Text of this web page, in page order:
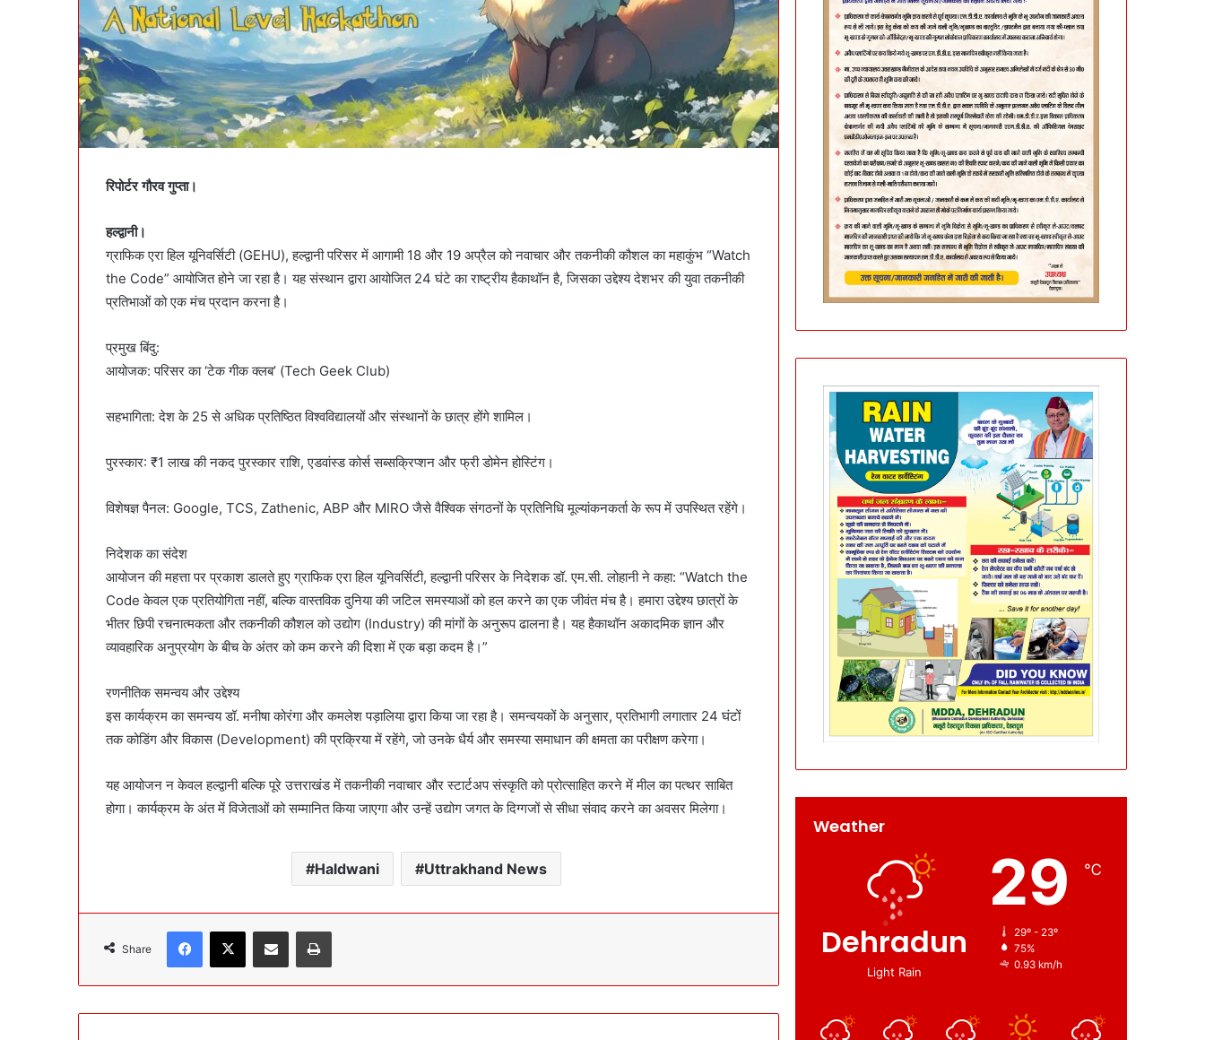
रिपोर्टर गौरव गुप्ता।
हल्द्वानी।
ग्राफिक एरा हिल यूनिवर्सिटी (GEHU), हल्द्वानी परिसर में आगामी 18 और 19 अप्रैल को नवाचार और तकनीकी कौशल का महाकुंभ “Watch
the Code” आयोजित होने जा रहा है। यह संस्थान द्वारा आयोजित 24 घंटे का राष्ट्रीय हैकाथॉन है, जिसका उद्देश्य देशभर की युवा तकनीकी
प्रतिभाओं को एक मंच प्रदान करना है।
प्रमुख बिंदु:
आयोजक: परिसर का ‘टेक गीक क्लब’ (Tech Geek Club)
सहभागिता: देश के 25 से अधिक प्रतिष्ठित विश्वविद्यालयों और संस्थानों के छात्र होंगे शामिल।
पुरस्कार: ₹1 लाख की नकद पुरस्कार राशि, एडवांस्ड कोर्स सब्सक्रिप्शन और फ्री डोमेन होस्टिंग।
विशेषज्ञ पैनल: Google, TCS, Zathenic, ABP और MIRO जैसे वैश्विक संगठनों के प्रतिनिधि मूल्यांकनकर्ता के रूप में उपस्थित रहेंगे।
निदेशक का संदेश
आयोजन की महत्ता पर प्रकाश डालते हुए ग्राफिक एरा हिल यूनिवर्सिटी, हल्द्वानी परिसर के निदेशक डॉ. एम.सी. लोहानी ने कहा: “Watch the
Code केवल एक प्रतियोगिता नहीं, बल्कि वास्तविक दुनिया की जटिल समस्याओं को हल करने का एक जीवंत मंच है। हमारा उद्देश्य छात्रों के
भीतर छिपी रचनात्मकता और तकनीकी कौशल को उद्योग (Industry) की मांगों के अनुरूप ढालना है। यह हैकाथॉन अकादमिक ज्ञान और
व्यावहारिक अनुप्रयोग के बीच के अंतर को कम करने की दिशा में एक बड़ा कदम है।”
रणनीतिक समन्वय और उद्देश्य
इस कार्यक्रम का समन्वय डॉ. मनीषा कोरंगा और कमलेश पड़ालिया द्वारा किया जा रहा है। समन्वयकों के अनुसार, प्रतिभागी लगातार 24 घंटों
तक कोडिंग और विकास (Development) की प्रक्रिया में रहेंगे, जो उनके धैर्य और समस्या समाधान की क्षमता का परीक्षण करेगा।
यह आयोजन न केवल हल्द्वानी बल्कि पूरे उत्तराखंड में तकनीकी नवाचार और स्टार्टअप संस्कृति को प्रोत्साहित करने में मील का पत्थर साबित
होगा। कार्यक्रम के अंत में विजेताओं को सम्मानित किया जाएगा और उन्हें उद्योग जगत के दिग्गजों से सीधा संवाद करने का अवसर मिलेगा।
Haldwani Uttrakhand News
Share
Weather
Dehradun
Light Rain
29 ℃
29º - 23º
75%
0.93 km/h